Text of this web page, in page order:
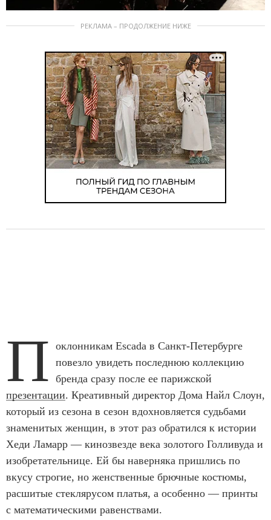
РЕКЛАМА – ПРОДОЛЖЕНИЕ НИЖЕ
П оклонникам Escada в Санкт-Петербурге
повезло увидеть последнюю коллекцию
бренда сразу после ее парижской
презентации. Креативный директор Дома Найл Слоун,
который из сезона в сезон вдохновляется судьбами
знаменитых женщин, в этот раз обратился к истории
Хеди Ламарр — кинозвезде века золотого Голливуда и
изобретательнице. Ей бы наверняка пришлись по
вкусу строгие, но женственные брючные костюмы,
расшитые стеклярусом платья, а особенно — принты
с математическими равенствами.